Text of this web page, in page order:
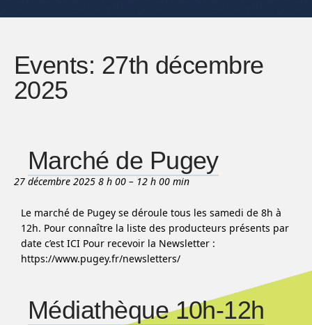
Events: 27th décembre
2025
Marché de Pugey
27 décembre 2025 8 h 00 – 12 h 00 min
Le marché de Pugey se déroule tous les samedi de 8h à
12h. Pour connaître la liste des producteurs présents par
date c’est ICI Pour recevoir la Newsletter :
https://www.pugey.fr/newsletters/
Médiathèque 10h-12h